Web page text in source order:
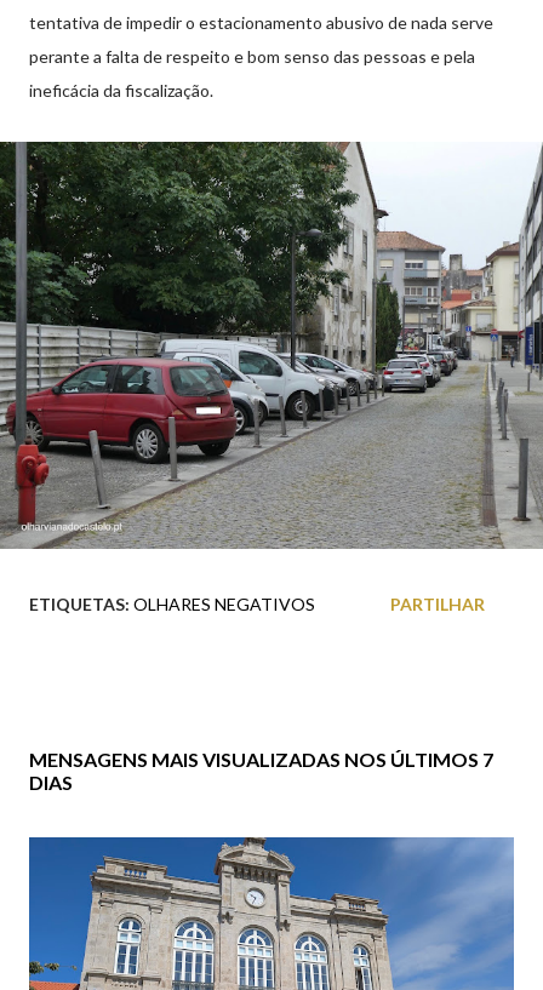
tentativa de impedir o estacionamento abusivo de nada serve
perante a falta de respeito e bom senso das pessoas e pela
ineficácia da fiscalização.
ETIQUETAS: OLHARES NEGATIVOS PARTILHAR
MENSAGENS MAIS VISUALIZADAS NOS ÚLTIMOS 7
DIAS